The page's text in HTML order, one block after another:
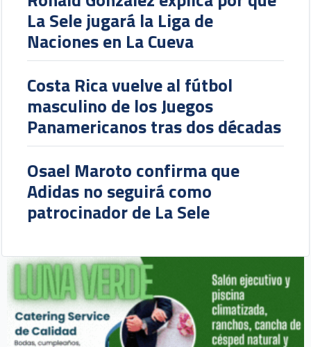
La Sele jugará la Liga de
Naciones en La Cueva
Costa Rica vuelve al fútbol
masculino de los Juegos
Panamericanos tras dos décadas
Osael Maroto confirma que
Adidas no seguirá como
patrocinador de La Sele